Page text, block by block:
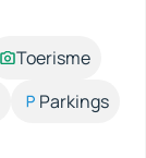
Toerisme
Parkings